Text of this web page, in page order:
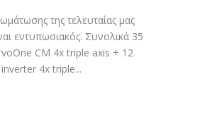
της τελευταίας μας
εντυπωσιακός. Συνολικά 35
CM 4x triple axis + 12
4x triple...